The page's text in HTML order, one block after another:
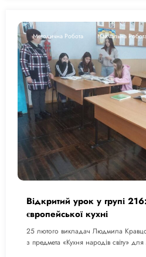
Методична Робота Навчальна
Відкритий урок у групі
європейської кухні
25 лютого викладач Людмила
з предмета «Кухня народів світу»